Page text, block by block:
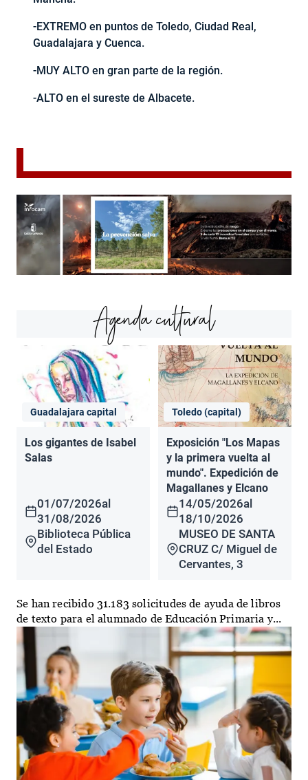
-EXTREMO en puntos de Toledo, Ciudad Real,
Guadalajara y Cuenca.
-MUY ALTO en gran parte de la región.
-ALTO en el sureste de Albacete.
Agenda cultural
Guadalajara capital
Los gigantes de Isabel
Salas
01/07/2026al
31/08/2026
Biblioteca Pública
del Estado
Toledo (capital)
Exposición "Los Mapas
y la primera vuelta al
mundo". Expedición de
Magallanes y Elcano
14/05/2026al
18/10/2026
MUSEO DE SANTA
CRUZ C/ Miguel de
Cervantes, 3
Se han recibido 31.183 solicitudes de ayuda de libros
de texto para el alumnado de Educación Primaria y...